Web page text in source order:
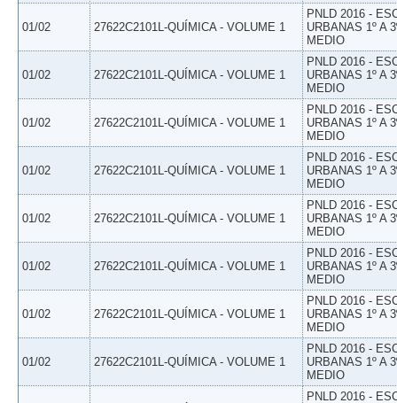
01/02 27622C2101L-QUÍMICA - VOLUME 1
PNLD 2016 -
URBANAS 1º A
MEDIO
01/02 27622C2101L-QUÍMICA - VOLUME 1
PNLD 2016 -
URBANAS 1º A
MEDIO
01/02 27622C2101L-QUÍMICA - VOLUME 1
PNLD 2016 -
URBANAS 1º A
MEDIO
01/02 27622C2101L-QUÍMICA - VOLUME 1
PNLD 2016 -
URBANAS 1º A
MEDIO
01/02 27622C2101L-QUÍMICA - VOLUME 1
PNLD 2016 -
URBANAS 1º A
MEDIO
01/02 27622C2101L-QUÍMICA - VOLUME 1
PNLD 2016 -
URBANAS 1º A
MEDIO
01/02 27622C2101L-QUÍMICA - VOLUME 1
PNLD 2016 -
URBANAS 1º A
MEDIO
01/02 27622C2101L-QUÍMICA - VOLUME 1
PNLD 2016 -
URBANAS 1º A
MEDIO
PNLD 2016 -